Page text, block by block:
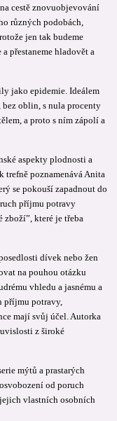
cestě znovuobjevování
různých podobách,
jen tak budeme
přestaneme hladovět a
jako epidemie. Ideálem
bez oblin, s nula procenty
a proto s ním zápolí a
aspekty plodnosti a
trefně poznamenává Anita
se pokouší zapadnout do
příjmu potravy
zboží”, které je třeba
dívek nebo žen
na pouhou otázku
vhledu a jasnému a
příjmu potravy,
mají svůj účel. Autorka
z široké
mýtů a prastarých
od poruch
vlastních osobních